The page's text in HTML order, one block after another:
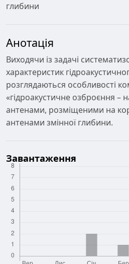
глибини
Анотація
Виходячи із задачі
характеристик
розглядаються особливості
«гідроакустичне озброєння –
антенами, розміщеними на
антенами змінної глибини.
Завантаження